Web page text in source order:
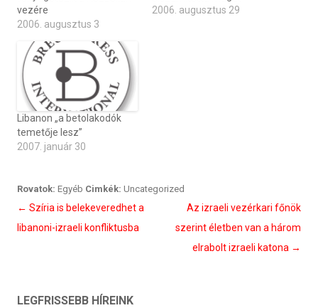
vezére
2006. augusztus 3
2006. augusztus 29
Libanon „a betolakodók
temetője lesz”
2007. január 30
Rovatok: Egyéb Cimkék: Uncategorized
Bejegyzés
navigáció
← Szíria is belekeveredhet a
libanoni-izraeli konfliktusba
Az izraeli vezérkari főnök
szerint életben van a három
elrabolt izraeli katona →
LEGFRISSEBB HÍREINK